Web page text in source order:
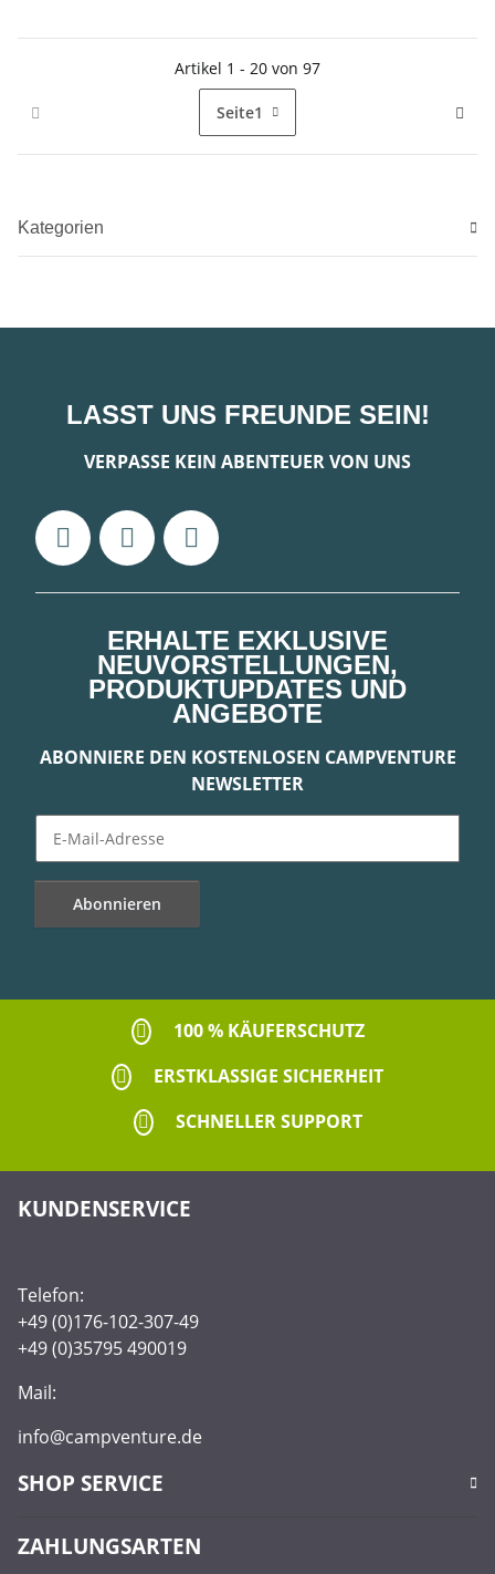
Artikel 1 - 20 von 97
Seite1
Kategorien
LASST UNS FREUNDE SEIN!
VERPASSE KEIN ABENTEUER VON UNS
ERHALTE EXKLUSIVE
NEUVORSTELLUNGEN,
PRODUKTUPDATES UND
ANGEBOTE
ABONNIERE DEN KOSTENLOSEN CAMPVENTURE
NEWSLETTER
Abonnieren
100 % KÄUFERSCHUTZ
ERSTKLASSIGE SICHERHEIT
SCHNELLER SUPPORT
KUNDENSERVICE
Telefon:
+49 (0)176-102-307-49
+49 (0)35795 490019
Mail:
info@campventure.de
SHOP SERVICE
ZAHLUNGSARTEN